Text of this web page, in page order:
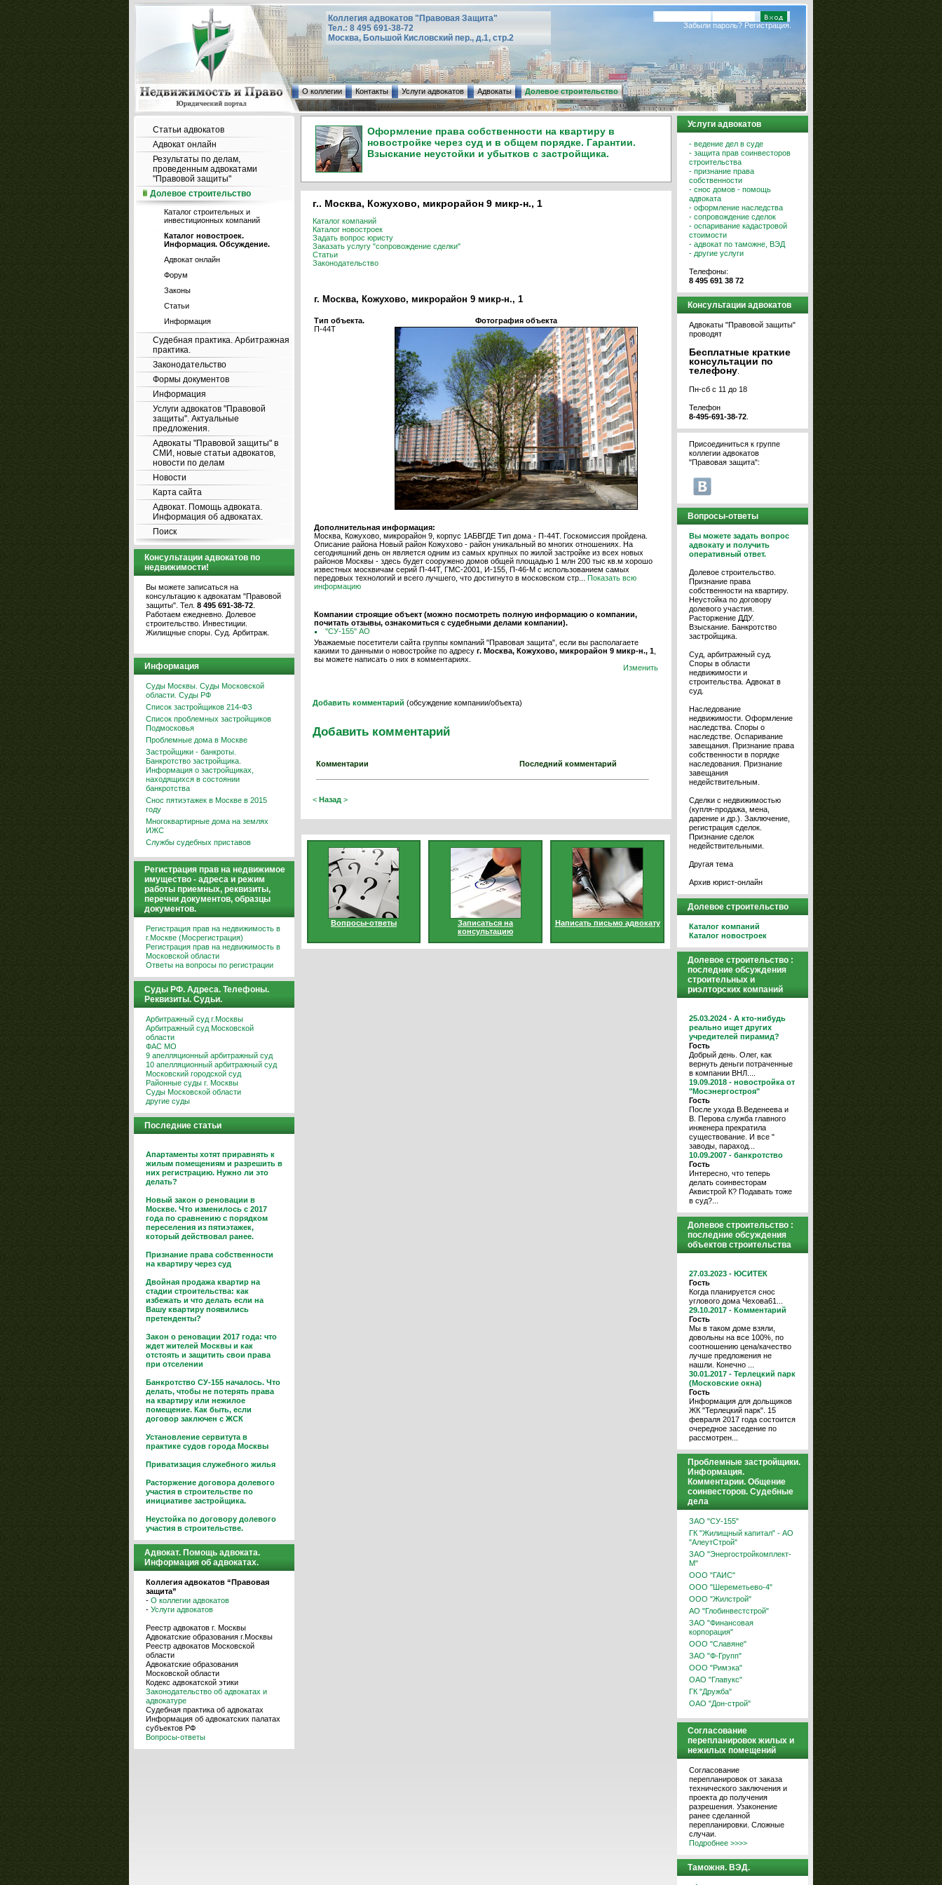
Коллегия адвокатов "Правовая Защита"
Тел.: 8 495 691-38-72
Москва, Большой Кисловский пер., д.1, стр.2
Забыли пароль? Регистрация.
О коллегии Контакты Услуги адвокатов Адвокаты Долевое строительство
Статьи адвокатов
Адвокат онлайн
Результаты по делам,
проведенным адвокатами
"Правовой защиты"
Долевое строительство
Каталог строительных и
инвестиционных компаний
Каталог новостроек.
Информация. Обсуждение.
Адвокат онлайн
Форум
Законы
Статьи
Информация
Судебная практика. Арбитражная
практика.
Законодательство
Формы документов
Информация
Услуги адвокатов "Правовой
защиты". Актуальные
предложения.
Адвокаты "Правовой защиты" в
СМИ, новые статьи адвокатов,
новости по делам
Новости
Карта сайта
Адвокат. Помощь адвоката.
Информация об адвокатах.
Поиск
Консультации адвокатов по
недвижимости!
Вы можете записаться на
консультацию к адвокатам "Правовой
защиты". Тел. 8 495 691-38-72
Работаем ежедневно. Долевое
строительство. Инвестиции.
Жилищные споры. Суд. Арбитраж.
Информация
Суды Москвы. Суды Московской
области. Суды РФ
Список застройщиков 214-ФЗ
Список проблемных застройщиков
Подмосковья
Проблемные дома в Москве
Застройщики - банкроты.
Банкротство застройщика.
Информация о застройщиках,
находящихся в состоянии
банкротства
Снос пятиэтажек в Москве в 2015
году
Многоквартирные дома на землях
ИЖС
Службы судебных приставов
Регистрация прав на недвижимое
имущество - адреса и режим
работы приемных, реквизиты,
перечни документов, образцы
документов.
Регистрация прав на недвижимость в
г.Москве (Мосрегистрация)
Регистрация прав на недвижимость в
Московской области
Ответы на вопросы по регистрации
Суды РФ. Адреса. Телефоны.
Реквизиты. Судьи.
Арбитражный суд г.Москвы
Арбитражный суд Московской
области
ФАС МО
9 апелляционный арбитражный суд
10 апелляционный арбитражный суд
Московский городской суд
Районные суды г. Москвы
Суды Московской области
другие суды
Последние статьи
Апартаменты хотят приравнять к
жилым помещениям и разрешить в
них регистрацию. Нужно ли это
делать?
Новый закон о реновации в
Москве. Что изменилось с 2017
года по сравнению с порядком
переселения из пятиэтажек,
который действовал ранее.
Признание права собственности
на квартиру через суд
Двойная продажа квартир на
стадии строительства: как
избежать и что делать если на
Вашу квартиру появились
претенденты?
Закон о реновации 2017 года: что
ждет жителей Москвы и как
отстоять и защитить свои права
при отселении
Банкротство СУ-155 началось. Что
делать, чтобы не потерять права
на квартиру или нежилое
помещение. Как быть, если
договор заключен с ЖСК
Установление сервитута в
практике судов города Москвы
Приватизация служебного жилья
Расторжение договора долевого
участия в строительстве по
инициативе застройщика.
Неустойка по договору долевого
участия в строительстве.
Адвокат. Помощь адвоката.
Информация об адвокатах.
Коллегия адвокатов “Правовая
защита”
- О коллегии адвокатов
- Услуги адвокатов
Реестр адвокатов г. Москвы
Адвокатские образования г.Москвы
Реестр адвокатов Московской
области
Адвокатские образования
Московской области
Кодекс адвокатской этики
Законодательство об адвокатах и
адвокатуре
Судебная практика об адвокатах
Информация об адвокатских палатах
субъектов РФ
Вопросы-ответы
Оформление права собственности на квартиру в
новостройке через суд и в общем порядке. Гарантии.
Взыскание неустойки и убытков с застройщика.
г.. Москва, Кожухово, микрорайон 9 микр-н., 1
Каталог компаний
Каталог новостроек
Задать вопрос юристу
Заказать услугу "сопровождение сделки"
Статьи
Законодательство
г. Москва, Кожухово, микрорайон 9 микр-н., 1
Тип объекта.
П-44Т
Фотография объекта
Дополнительная информация:
Москва, Кожухово, микрорайон 9, корпус 1АБВГДЕ Тип дома - П-44Т. Госкомиссия пройдена.
Описание района Новый район Кожухово - район уникальный во многих отношениях. На
сегодняшний день он является одним из самых крупных по жилой застройке из всех новых
районов Москвы - здесь будет сооружено домов общей площадью 1 млн 200 тыс кв.м хорошо
известных москвичам серий П-44Т, ГМС-2001, И-155, П-46-М с использованием самых
передовых технологий и всего лучшего, что достигнуто в московском стр... Показать всю
информацию
Компании строящие объект (можно посмотреть полную информацию о компании,
почитать отзывы, ознакомиться с судебными делами компании).
''СУ-155'' АО
Уважаемые посетители сайта группы компаний "Правовая защита", если вы располагаете
какими то данными о новостройке по адресу г. Москва, Кожухово, микрорайон 9 микр-н., 1,
вы можете написать о них в комментариях.
Изменить
Добавить комментарий (обсуждение компании/объекта)
Добавить комментарий
Комментарии Последний комментарий
< Назад >
Вопросы-ответы
Записаться на
консультацию
Написать письмо адвокату
Услуги адвокатов
- ведение дел в суде
- защита прав соинвесторов
строительства
- признание права
собственности
- снос домов - помощь
адвоката
- оформление наследства
- сопровождение сделок
- оспаривание кадастровой
стоимости
- адвокат по таможне, ВЭД
- другие услуги
Телефоны:
8 495 691 38 72
Консультации адвокатов
Адвокаты "Правовой защиты"
проводят
Бесплатные краткие
консультации по
телефону
Пн-сб с 11 до 18
Телефон
8-495-691-38-72
Присоединиться к группе
коллегии адвокатов
"Правовая защита":
Вопросы-ответы
Вы можете задать вопрос
адвокату и получить
оперативный ответ.
Долевое строительство.
Признание права
собственности на квартиру.
Неустойка по договору
долевого участия.
Расторжение ДДУ.
Взыскание. Банкротство
застройщика.
Суд, арбитражный суд.
Споры в области
недвижимости и
строительства. Адвокат в
суд.
Наследование
недвижимости. Оформление
наследства. Споры о
наследстве. Оспаривание
завещания. Признание права
собственности в порядке
наследования. Признание
завещания
недействительным.
Сделки с недвижимостью
(купля-продажа, мена,
дарение и др.). Заключение,
регистрация сделок.
Признание сделок
недействительными.
Другая тема
Архив юрист-онлайн
Долевое строительство
Каталог компаний
Каталог новостроек
Долевое строительство :
последние обсуждения
строительных и
риэлторских компаний
25.03.2024 - А кто-нибудь
реально ищет других
учредителей пирамид?
Гость
Добрый день. Олег, как
вернуть деньги потраченные
в компании ВНЛ....
19.09.2018 - новостройка от
"Мосэнергостроя"
Гость
После ухода В.Веденеева и
В. Перова служба главного
инженера прекратила
существование. И все "
заводы, параход...
10.09.2007 - банкротство
Гость
Интересно, что теперь
делать соинвесторам
Аквистрой К? Подавать тоже
в суд?...
Долевое строительство :
последние обсуждения
объектов строительства
27.03.2023 - ЮСИТЕК
Гость
Когда планируется снос
углового дома Чехова61...
29.10.2017 - Комментарий
Гость
Мы в таком доме взяли,
довольны на все 100%, по
соотношению цена/качество
лучше предложения не
нашли. Конечно ...
30.01.2017 - Терлецкий парк
(Московские окна)
Гость
Информация для дольщиков
ЖК "Терлецкий парк". 15
февраля 2017 года состоится
очередное заседение по
рассмотрен...
Проблемные застройщики.
Информация.
Комментарии. Общение
соинвесторов. Судебные
дела
ЗАО "СУ-155"
ГК "Жилищный капитал" - АО
"АлеутСтрой"
ЗАО "Энергостройкомплект-
М"
ООО "ГАИС"
ООО "Шереметьево-4"
ООО "Жилстрой"
АО "Глобинвестстрой"
ЗАО "Финансовая
корпорация"
ООО "Славяне"
ЗАО "Ф-Групп"
ООО "Римэка"
ОАО "Главукс"
ГК "Дружба"
ОАО "Дон-строй"
Согласование
перепланировок жилых и
нежилых помещений
Согласование
перепланировок от заказа
технического заключения и
проекта до получения
разрешения. Узаконение
ранее сделанной
перепланировки. Сложные
случаи.
Подробнее >>>>
Таможня. ВЭД.